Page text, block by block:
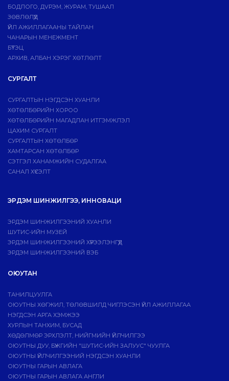
БОДЛОГО, ДVРЭМ, ЖУРАМ, ТУШААЛ
ЗӨВЛӨЛҮҮД
ҮЙЛ АЖИЛЛАГААНЫ ТАЙЛАН
ЧАНАРЫН МЕНЕЖМЕНТ
БҮТЭЦ
АРХИВ, АЛБАН ХЭРЭГ ХӨТЛӨЛТ
СУРГАЛТ
СУРГАЛТЫН НЭГДСЭН ХУАНЛИ
ХӨТӨЛБӨРИЙН ХОРОО
ХӨТӨЛБӨРИЙН МАГАДЛАН ИТГЭМЖЛЭЛ
ЦАХИМ СУРГАЛТ
СУРГАЛТЫН ХӨТӨЛБӨР
ХАМТАРСАН ХӨТӨЛБӨР
СЭТГЭЛ ХАНАМЖИЙН СУДАЛГАА
САНАЛ ХҮСЭЛТ
ЭРДЭМ ШИНЖИЛГЭЭ, ИННОВАЦИ
ЭРДЭМ ШИНЖИЛГЭЭНИЙ ХУАНЛИ
ШУТИС-ИЙН МУЗЕЙ
ЭРДЭМ ШИНЖИЛГЭЭНИЙ ХҮРЭЭЛЭНГҮҮД
ЭРДЭМ ШИНЖИЛГЭЭНИЙ ВЭБ
ОЮУТАН
ТАНИЛЦУУЛГА
ОЮУТНЫ ХӨГЖИЛ, ТӨЛӨВШИЛД ЧИГЛЭСЭН ҮЙЛ АЖИЛЛАГАА
НЭГДСЭН АРГА ХЭМЖЭЭ
ХУРЛЫН ТАНХИМ, БУСАД
ХӨДӨЛМӨР ЭРХЛЭЛТ, НИЙГМИЙН ҮЙЛЧИЛГЭЭ
ОЮУТНЫ ДУУ, БҮЖГИЙН "ШУТИС-ИЙН ЗАЛУУС" ЧУУЛГА
ОЮУТНЫ ҮЙЛЧИЛГЭЭНИЙ НЭГДСЭН ХУАНЛИ
ОЮУТНЫ ГАРЫН АВЛАГА
ОЮУТНЫ ГАРЫН АВЛАГА АНГЛИ